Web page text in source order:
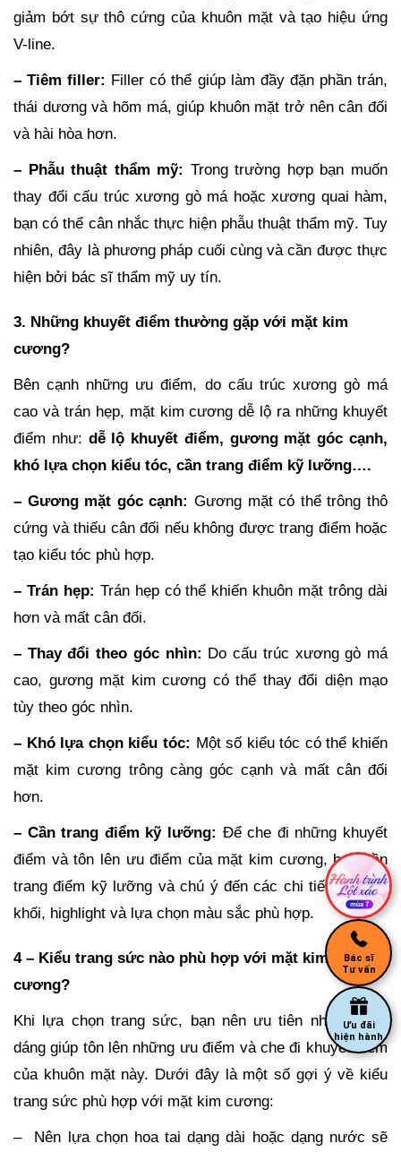
giảm bớt sự thô cứng của khuôn mặt và tạo hiệu ứng
V-line.
– Tiêm filler: Filler có thể giúp làm đầy đặn phần trán,
thái dương và hõm má, giúp khuôn mặt trở nên cân đối
và hài hòa hơn.
– Phẫu thuật thẩm mỹ: Trong trường hợp bạn muốn
thay đổi cấu trúc xương gò má hoặc xương quai hàm,
bạn có thể cân nhắc thực hiện phẫu thuật thẩm mỹ. Tuy
nhiên, đây là phương pháp cuối cùng và cần được thực
hiện bởi bác sĩ thẩm mỹ uy tín.
3. Những khuyết điểm thường gặp với mặt kim
cương?
Bên cạnh những ưu điểm, do cấu trúc xương gò má
cao và trán hẹp, mặt kim cương dễ lộ ra những khuyết
điểm như: dễ lộ khuyết điểm, gương mặt góc cạnh,
khó lựa chọn kiểu tóc, cần trang điểm kỹ lưỡng….
– Gương mặt góc cạnh: Gương mặt có thể trông thô
cứng và thiếu cân đối nếu không được trang điểm hoặc
tạo kiểu tóc phù hợp.
– Trán hẹp: Trán hẹp có thể khiến khuôn mặt trông dài
hơn và mất cân đối.
– Thay đổi theo góc nhìn: Do cấu trúc xương gò má
cao, gương mặt kim cương có thể thay đổi diện mạo
tùy theo góc nhìn.
– Khó lựa chọn kiểu tóc: Một số kiểu tóc có thể khiến
mặt kim cương trông càng góc cạnh và mất cân đối
hơn.
– Cần trang điểm kỹ lưỡng: Để che đi những khuyết
điểm và tôn lên ưu điểm của mặt kim cương, bạn cần
trang điểm kỹ lưỡng và chú ý đến các chi tiết như tạo
khối, highlight và lựa chọn màu sắc phù hợp.
4 – Kiểu trang sức nào phù hợp với mặt kim
cương?
Khi lựa chọn trang sức, bạn nên ưu tiên những kiểu
dáng giúp tôn lên những ưu điểm và che đi khuyết điểm
của khuôn mặt này. Dưới đây là một số gợi ý về kiểu
trang sức phù hợp với mặt kim cương:
– Nên lựa chọn hoa tai dạng dài hoặc dạng nước sẽ
Bác sĩ
Tư vấn
Ưu đãi
hiện hành